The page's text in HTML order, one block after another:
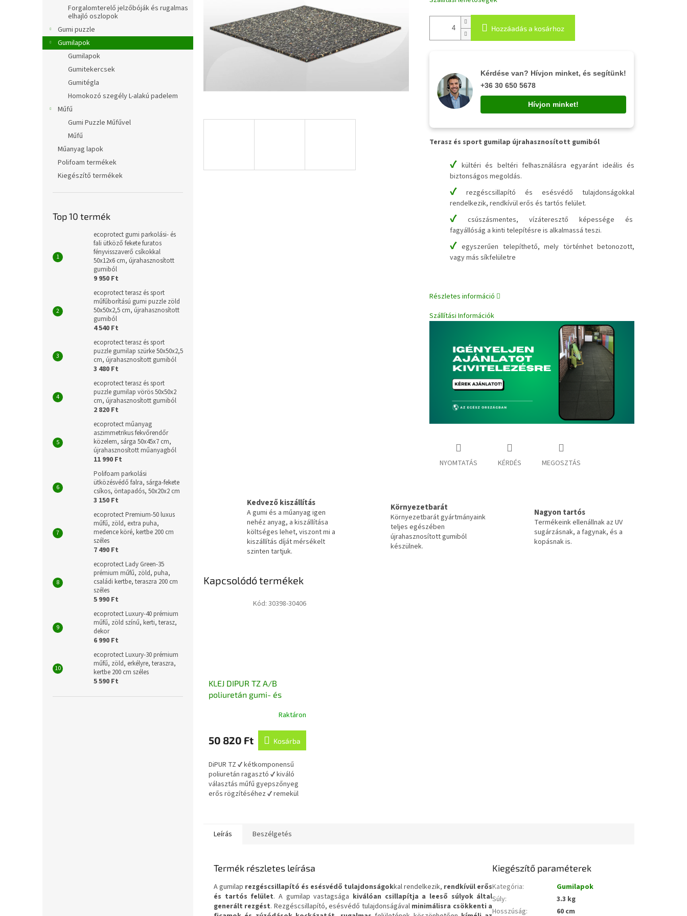
Forgalomterelő jelzőbóják és rugalmas
elhajló oszlopok
Gumi puzzle
Gumilapok
Gumilapok
Gumitekercsek
Gumitégla
Homokozó szegély L-alakú padelem
Műfű
Gumi Puzzle Műfűvel
Műfű
Műanyag lapok
Polifoam termékek
Kiegészítő termékek
Top 10 termék
ecoprotect gumi parkolási- és
fali ütköző fekete furatos
fényvisszaverő csíkokkal
50x12x6 cm, újrahasznosított
gumiból
9 950 Ft
ecoprotect terasz és sport
műfűborítású gumi puzzle zöld
50x50x2,5 cm, újrahasznosított
gumiból
4 540 Ft
ecoprotect terasz és sport
puzzle gumilap szürke 50x50x2,5
cm, újrahasznosított gumiból
3 480 Ft
ecoprotect terasz és sport
puzzle gumilap vörös 50x50x2
cm, újrahasznosított gumiból
2 820 Ft
ecoprotect műanyag
aszimmetrikus fekvőrendőr
közelem, sárga 50x45x7 cm,
újrahasznosított műanyagból
11 990 Ft
Polifoam parkolási
ütközésvédő falra, sárga-fekete
csíkos, öntapadós, 50x20x2 cm
3 150 Ft
ecoprotect Premium-50 luxus
műfű, zöld, extra puha,
medence köré, kertbe 200 cm
széles
7 490 Ft
ecoprotect Lady Green-35
prémium műfű, zöld, puha,
családi kertbe, teraszra 200 cm
széles
5 990 Ft
ecoprotect Luxury-40 prémium
műfű, zöld színű, kerti, terasz,
dekor
6 990 Ft
ecoprotect Luxury-30 prémium
műfű, zöld, erkélyre, teraszra,
kertbe 200 cm széles
5 590 Ft
Hozzáadás a kosárhoz
Kérdése van? Hívjon minket, és segítünk!
+36 30 650 5678
Hívjon minket!
Terasz és sport gumilap újrahasznosított gumiból
✔ kültéri és beltéri felhasználásra egyaránt ideális és
biztonságos megoldás.
✔rezgéscsillapító és esésvédő tulajdonságokkal
rendelkezik, rendkívül erős és tartós felület.
✔csúszásmentes, vízáteresztő képessége és
fagyállóság a kinti telepítésre is alkalmassá teszi.
✔ egyszerűen telepíthető, mely történhet betonozott,
vagy más síkfelületre
Részletes információ
Szállítási Információk
NYOMTATÁS KÉRDÉS MEGOSZTÁS
Kedvező kiszállítás
A gumi és a műanyag igen
nehéz anyag, a kiszállítása
költséges lehet, viszont mi a
kiszállítás díját mérsékelt
szinten tartjuk.
Környezetbarát
Környezetbarát gyártmányaink
teljes egészében
újrahasznosított gumiból
készülnek.
Nagyon tartós
Termékeink ellenállnak az UV
sugárzásnak, a fagynak, és a
kopásnak is.
Kapcsolódó termékek
KLEJ DIPUR TZ A/B
poliuretán gumi- és
kétkomponensű zöld 19,2
Raktáron
50 820 Ft Kosárba
DiPUR TZ ✔ kétkomponensű
poliuretán ragasztó ✔ kiváló
választás műfű gyepszőnyeg
erős rögzítéséhez ✔ remekül
Kód: 30398-30406
Leírás Beszélgetés
Termék részletes leírása
A gumilap rezgéscsillapító és esésvédő tulajdonságokkal rendelkezik, rendkívül erős
és tartós felület. A gumilap vastagsága kiválóan csillapítja a leeső súlyok által
generált rezgést. Rezgéscsillapító, esésvédő tulajdonságával minimálisra csökkenti a
Kiegészítő paraméterek
Kategória:
Gumilapok
Súly:
3.3 kg
Hosszúság:
60 cm